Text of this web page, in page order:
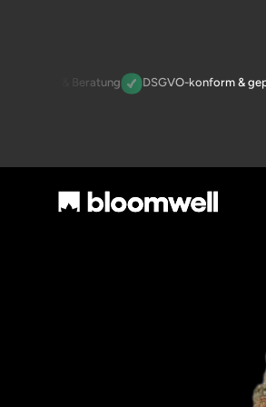
& Beratung DSGVO-konform &